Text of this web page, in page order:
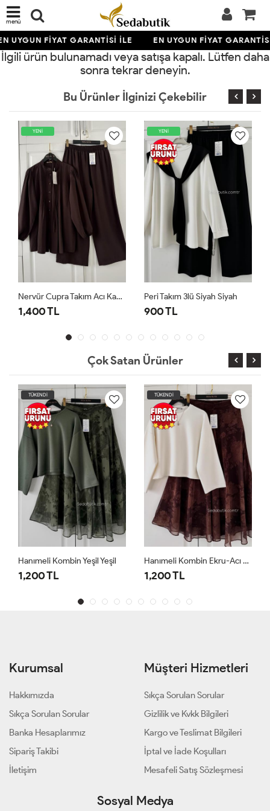
menü
UYGUN FİYAT GARANTİSİ İLE EN UYGUN FİYAT
İlgili ürün bulunamadı veya satışa kapalı. Lütfen daha
sonra tekrar deneyin.
Bu Ürünler İlginizi Çekebilir
Nervür Cupra Takım Acı Kahve
TL
YENİ
Peri Takım 3lü Siyah Siyah
YENİ
Çok Satan Ürünler
TÜKENDİ
Hanımeli Kombin Yeşil Yeşil
1,200 TL
TÜKENDİ
Hanımeli Kombin Ekru-Acı Kahve Ekru
1,200 TL
Kurumsal
Hakkımızda
Sıkça Sorulan Sorular
Banka Hesaplarımız
Sipariş Takibi
İletişim
Müşteri Hizmetleri
Sıkça Sorulan Sorular
Gizlilik ve Kvkk Bilgileri
Kargo ve Teslimat Bilgileri
İptal ve İade Koşulları
Mesafeli Satış Sözleşmesi
Sosyal Medya